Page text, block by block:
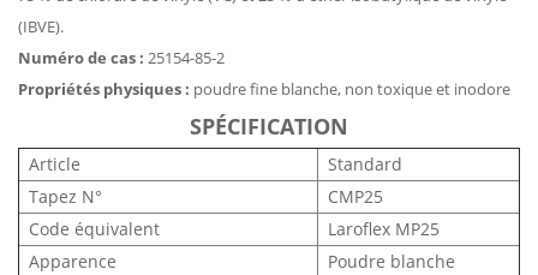
(IBVE).
Numéro de cas : 25154-85-2
Propriétés physiques : poudre fine blanche, non toxique et inodore
SPÉCIFICATION
Article
Standard
Tapez N°
CMP25
Code équivalent
Laroflex MP25
Apparence
Poudre blanche